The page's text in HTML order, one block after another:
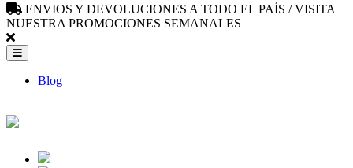
ENVIOS Y DEVOLUCIONES A TODO EL PAÍS / VISITA
NUESTRA PROMOCIONES SEMANALES
Blog